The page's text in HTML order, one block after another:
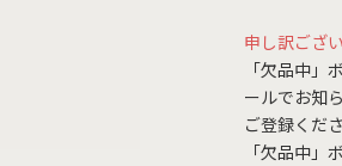
申し訳ござ
「欠品中」
ールでお知
ご登録くださ
「欠品中」